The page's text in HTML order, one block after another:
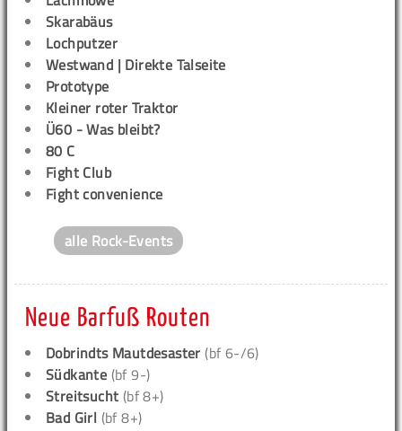
Skarabäus
Lochputzer
Westwand | Direkte Talseite
Prototype
Kleiner roter Traktor
Ü60 - Was bleibt?
80 C
Fight Club
Fight convenience
alle Rock-Events
Neue Barfuß Routen
Dobrindts Mautdesaster (bf 6-/6)
Südkante (bf 9-)
Streitsucht (bf 8+)
Bad Girl (bf 8+)